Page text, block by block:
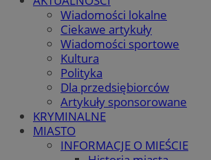
Wiadomości lokalne
Ciekawe artykuły
Wiadomości sportowe
Kultura
Polityka
Dla przedsiębiorców
Artykuły sponsorowane
KRYMINALNE
MIASTO
INFORMACJE O MIEŚCIE